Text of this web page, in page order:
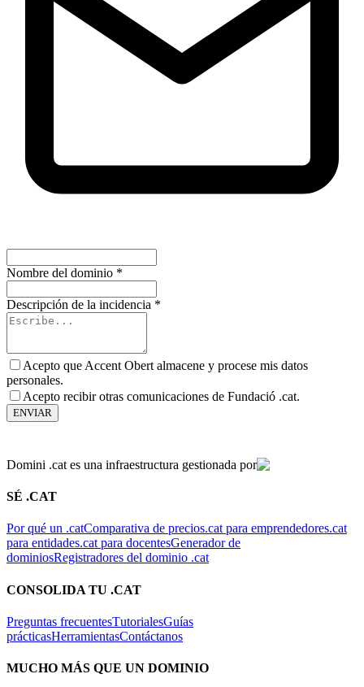
Nombre del dominio *
Descripción de la incidencia *
Acepto que Accent Obert almacene y procese mis datos
personales.
Acepto recibir otras comunicaciones de Fundació .cat.
ENVIAR
Domini .cat es una infraestructura gestionada por
SÉ .CAT
Por qué un .catComparativa de precios.cat para emprendedores.cat
para entidades.cat para docentesGenerador de
dominiosRegistradores del dominio .cat
CONSOLIDA TU .CAT
Preguntas frecuentesTutorialesGuías
prácticasHerramientasContáctanos
MUCHO MÁS QUE UN DOMINIO